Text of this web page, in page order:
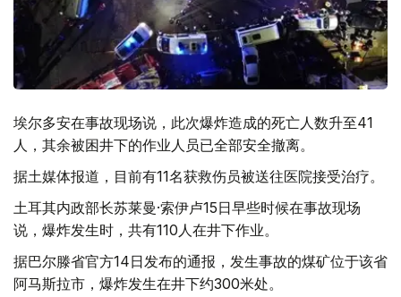
埃尔多安在事故现场说，此次爆炸造成的死亡人数升至41
人，其余被困井下的作业人员已全部安全撤离。
据土媒体报道，目前有11名获救伤员被送往医院接受治疗。
土耳其内政部长苏莱曼·索伊卢15日早些时候在事故现场
说，爆炸发生时，共有110人在井下作业。
据巴尔滕省官方14日发布的通报，发生事故的煤矿位于该省
阿马斯拉市，爆炸发生在井下约300米处。